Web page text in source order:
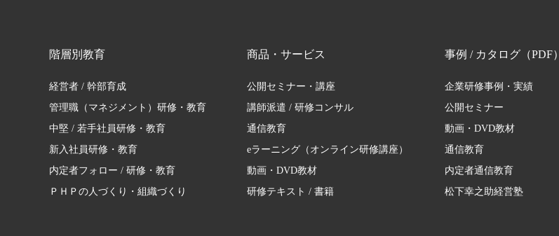
階層別教育
経営者 / 幹部育成
管理職（マネジメント）研修・教育
中堅 / 若手社員研修・教育
新入社員研修・教育
内定者フォロー / 研修・教育
ＰＨＰの人づくり・組織づくり
商品・サービス
公開セミナー・講座
講師派遣 / 研修コンサル
通信教育
eラーニング（オンライン研修講座）
動画・DVD教材
研修テキスト / 書籍
事例 / カタログ（PDF）
企業研修事例・実績
公開セミナー
動画・DVD教材
通信教育
内定者通信教育
松下幸之助経営塾